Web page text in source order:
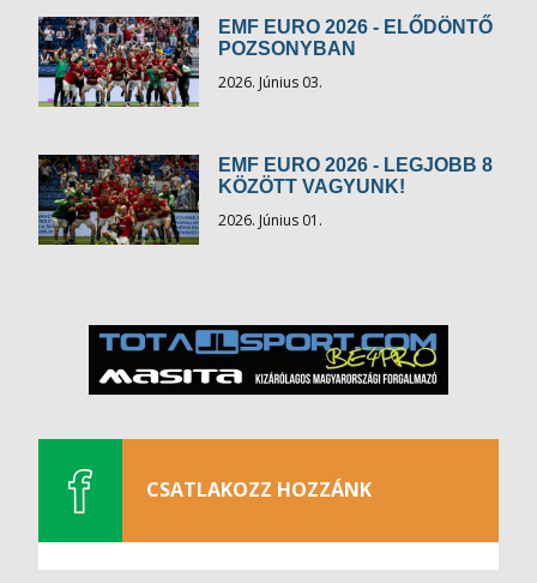
EMF EURO 2026 - ELŐDÖNTŐ
POZSONYBAN
2026. Június 03.
EMF EURO 2026 - LEGJOBB 8
KÖZÖTT VAGYUNK!
2026. Június 01.
CSATLAKOZZ HOZZÁNK